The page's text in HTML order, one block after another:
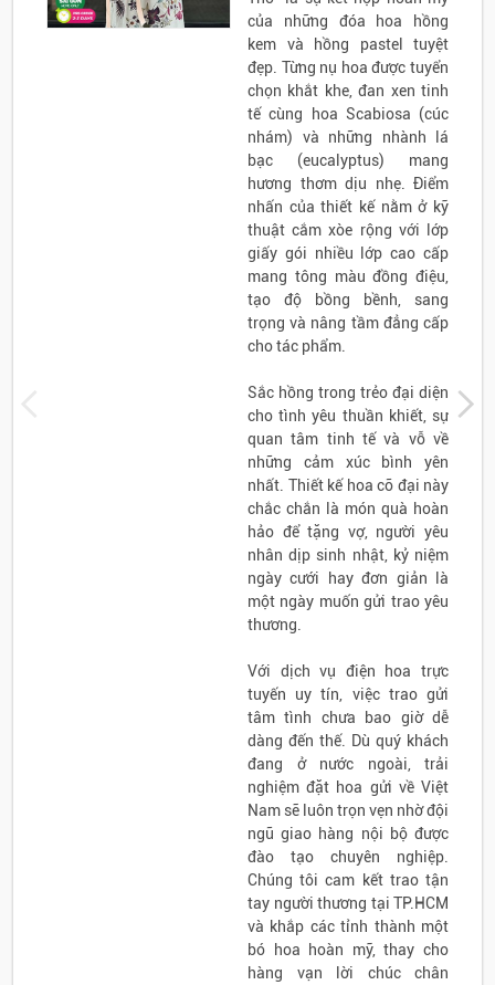
của những đóa hoa hồng
kem và hồng pastel tuyệt
đẹp. Từng nụ hoa được tuyển
chọn khắt khe, đan xen tinh
tế cùng hoa Scabiosa (cúc
nhám) và những nhành lá
bạc (eucalyptus) mang
hương thơm dịu nhẹ. Điểm
nhấn của thiết kế nằm ở kỹ
thuật cắm xòe rộng với lớp
giấy gói nhiều lớp cao cấp
mang tông màu đồng điệu,
tạo độ bồng bềnh, sang
trọng và nâng tầm đẳng cấp
cho tác phẩm.
Sắc hồng trong trẻo đại diện
cho tình yêu thuần khiết, sự
quan tâm tinh tế và vỗ về
những cảm xúc bình yên
nhất. Thiết kế hoa cỡ đại này
chắc chắn là món quà hoàn
hảo để tặng vợ, người yêu
nhân dịp sinh nhật, kỷ niệm
ngày cưới hay đơn giản là
một ngày muốn gửi trao yêu
thương.
Với dịch vụ điện hoa trực
tuyến uy tín, việc trao gửi
tâm tình chưa bao giờ dễ
dàng đến thế. Dù quý khách
đang ở nước ngoài, trải
nghiệm đặt hoa gửi về Việt
Nam sẽ luôn trọn vẹn nhờ đội
ngũ giao hàng nội bộ được
đào tạo chuyên nghiệp.
Chúng tôi cam kết trao tận
tay người thương tại TP.HCM
và khắp các tỉnh thành một
bó hoa hoàn mỹ, thay cho
hàng vạn lời chúc chân